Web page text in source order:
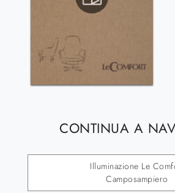
CONTINUA A
Illuminazione Le
Camposampiero